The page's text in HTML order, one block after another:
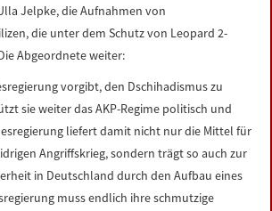
Jelpke, die Aufnahmen von
die unter dem Schutz von Leopard 2-
Abgeordnete weiter:
vorgibt, den Dschihadismus zu
sie weiter das AKP-Regime politisch und
liefert damit nicht nur die Mittel für
Angriffskrieg, sondern trägt so auch zur
in Deutschland durch den Aufbau eines
muss endlich ihre schmutzige